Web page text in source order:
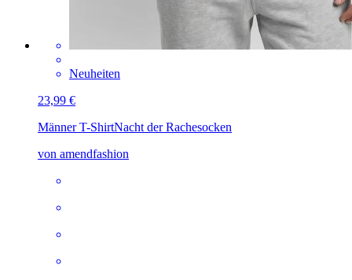
Neuheiten
23,99 €
Männer T-ShirtNacht der Rachesocken
von amendfashion